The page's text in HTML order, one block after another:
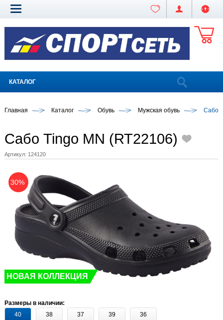
КАТАЛОГ
Главная Каталог Обувь Мужская обувь Сабо
Сабо Tingo MN (RT22106)
Артикул: 124120
30%
НОВАЯ КОЛЛЕКЦИЯ
Размеры в наличии:
40
38 37 39 36